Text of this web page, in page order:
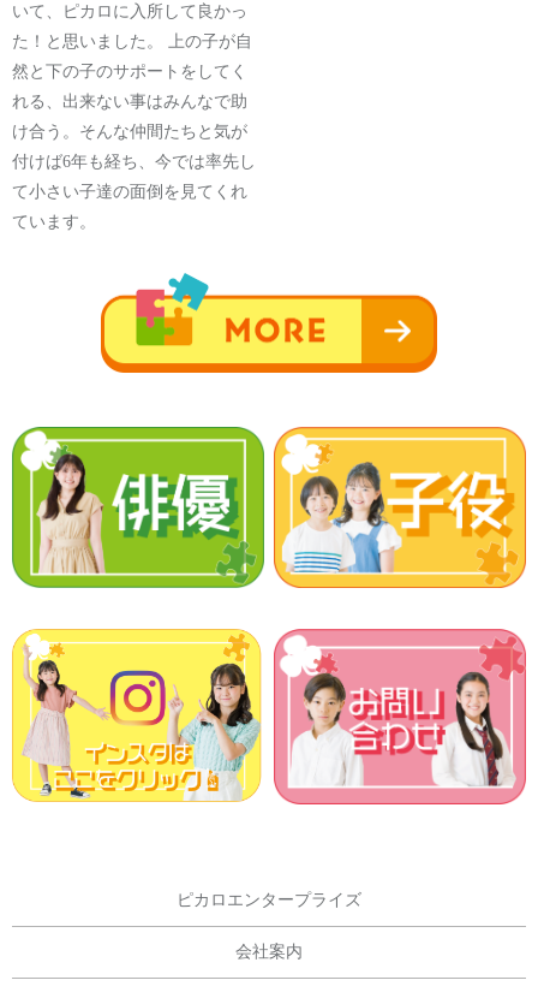
いて、ピカロに入所して良かっ
た！と思いました。 上の子が自
然と下の子のサポートをしてく
れる、出来ない事はみんなで助
け合う。そんな仲間たちと気が
付けば6年も経ち、今では率先し
て小さい子達の面倒を見てくれ
ています。
ピカロエンタープライズ
会社案内